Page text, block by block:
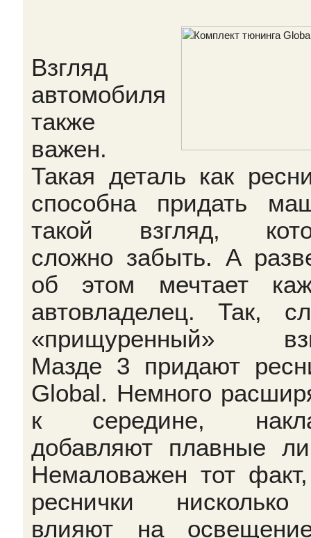
Взгляд
автомобиля
также
важен.
Такая деталь как
способна придать
такой взгляд,
сложно забыть. А
об этом мечтает
автовладелец. Так,
«прищуренный»
Мазде 3 придают
Global. Немного
к середине,
добавляют плавные
Немаловажен тот
реснички
влияют на